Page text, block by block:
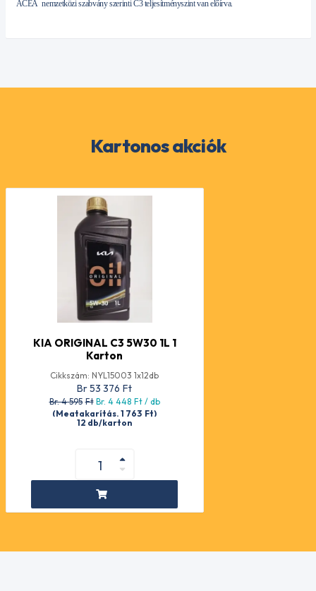
ACEA nemzetközi szabvány szerinti C3 teljesítményszint van előírva.
Kartonos akciók
KIA ORIGINAL C3 5W30 1L 1
Karton
Cikkszám: NYL15003 1x12db
Br 53 376 Ft
Br. 4 595 Ft Br. 4 448 Ft/ db
(Megtakarítás. 1 763 Ft)
12 db/karton